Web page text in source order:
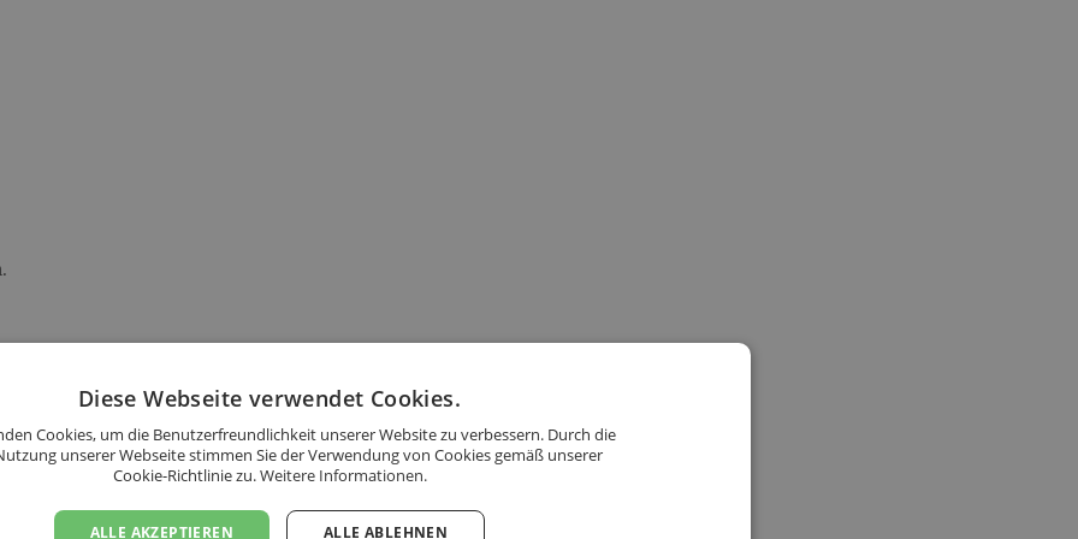
Ländern an:
Diese Webseite verwendet Cookies.
Cookies, um die Benutzerfreundlichkeit unserer Website zu verbessern. Durch die
unserer Webseite stimmen Sie der Verwendung von Cookies gemäß unserer
Cookie-Richtlinie zu.Weitere Informationen.
ALLE AKZEPTIEREN ALLE ABLEHNEN